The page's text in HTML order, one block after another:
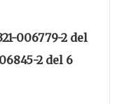
006779-2 del
2 del 6